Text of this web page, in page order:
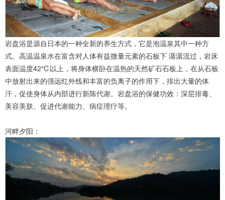
岩盘浴是源自日本的一种全新的养生方式，它是泡温泉其中一种方
式。高温温泉水在富含对人体有益微量元素的石板下 潺潺流过，岩床
表面温度42℃以上，将身体横卧在温热的天然矿石石板上，在从石板
中放射出来的强远红外线和丰富的负离子的作用下，排出大量的体
汗，促使身体从内部进行新陈代谢。岩盘浴的保健功效：深层排毒、
美容美肤、促进代谢能力、病症理疗等。
河畔夕阳：